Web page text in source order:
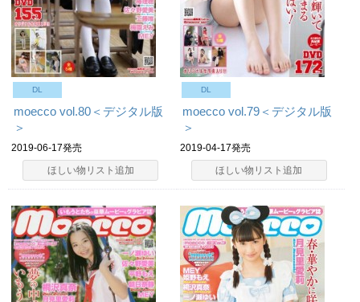
DL
moecco vol.80＜デジタル版
＞
2019-06-17発売
ほしい物リスト追加
DL
moecco vol.79＜デジタル版
＞
2019-04-17発売
ほしい物リスト追加